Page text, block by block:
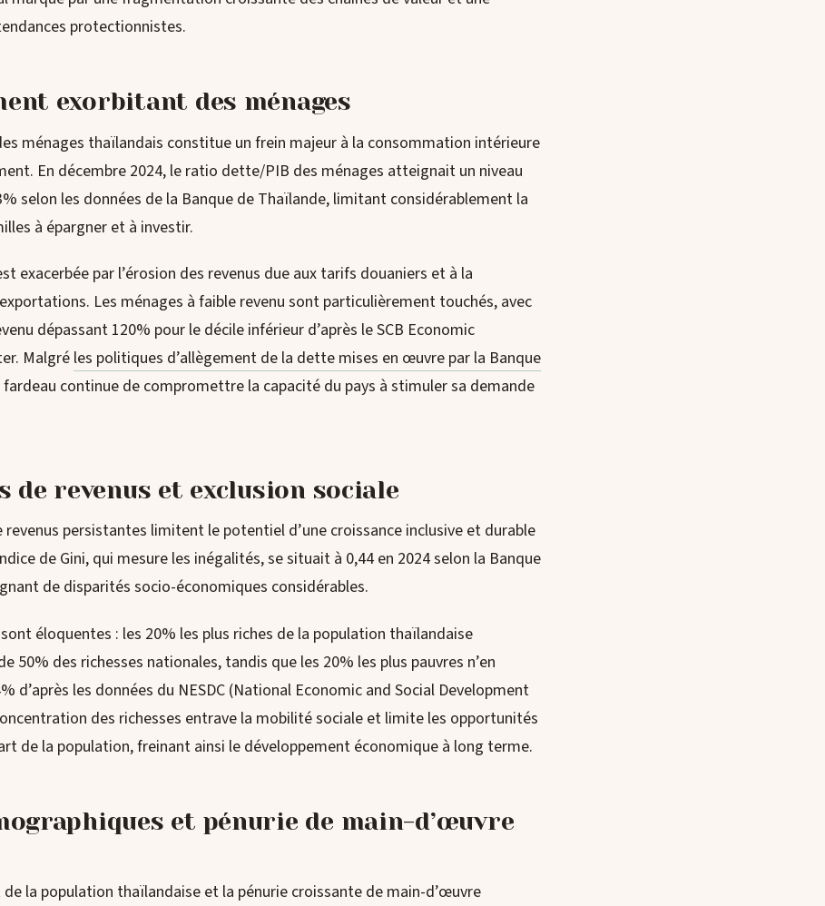
protectionnistes.
exorbitant des ménages
ménages thaïlandais constitue un frein majeur à la consommation intérieure
En décembre 2024, le ratio dette/PIB des ménages atteignait un niveau
selon les données de la Banque de Thaïlande, limitant considérablement la
à épargner et à investir.
exacerbée par l’érosion des revenus due aux tarifs douaniers et à la
Les ménages à faible revenu sont particulièrement touchés, avec
dépassant 120% pour le décile inférieur d’après le SCB Economic
Malgré les politiques d’allègement de la dette mises en œuvre par la Banque
fardeau continue de compromettre la capacité du pays à stimuler sa demande
de revenus et exclusion sociale
revenus persistantes limitent le potentiel d’une croissance inclusive et durable
de Gini, qui mesure les inégalités, se situait à 0,44 en 2024 selon la Banque
de disparités socio-économiques considérables.
éloquentes : les 20% les plus riches de la population thaïlandaise
50% des richesses nationales, tandis que les 20% les plus pauvres n’en
d’après les données du NESDC (National Economic and Social Development
des richesses entrave la mobilité sociale et limite les opportunités
de la population, freinant ainsi le développement économique à long terme.
et pénurie de main-d’œuvre
la population thaïlandaise et la pénurie croissante de main-d’œuvre